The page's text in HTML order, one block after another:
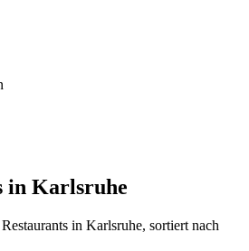
in Karlsruhe
in Karlsruhe, sortiert nach